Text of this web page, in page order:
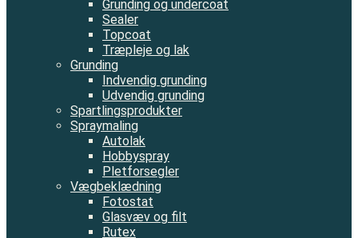
Grunding og undercoat
Sealer
Topcoat
Træpleje og lak
Grunding
Indvendig grunding
Udvendig grunding
Spartlingsprodukter
Spraymaling
Autolak
Hobbyspray
Pletforsegler
Vægbeklædning
Fotostat
Glasvæv og filt
Rutex